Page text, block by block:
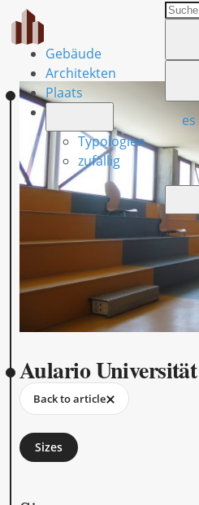
Gebäude
Architekten
Plaats
Typologien
zufällig
es
Aulario
Back to article
Sizes